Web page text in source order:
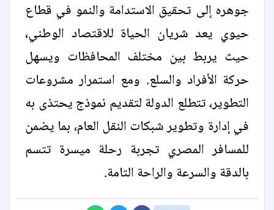
جوهره إلى تحقيق الاستدامة والنمو في قطاع
حيوي يعد شريان الحياة للاقتصاد الوطني،
حيث يربط بين مختلف المحافظات ويسهل
حركة الأفراد والسلع. ومع استمرار مشروعات
التطوير، تتطلع الدولة لتقديم نموذج يحتذى به
في إدارة وتطوير شبكات النقل العام، بما يضمن
للمسافر المصري تجربة رحلة ميسرة تتسم
بالدقة والسرعة والراحة التامة.